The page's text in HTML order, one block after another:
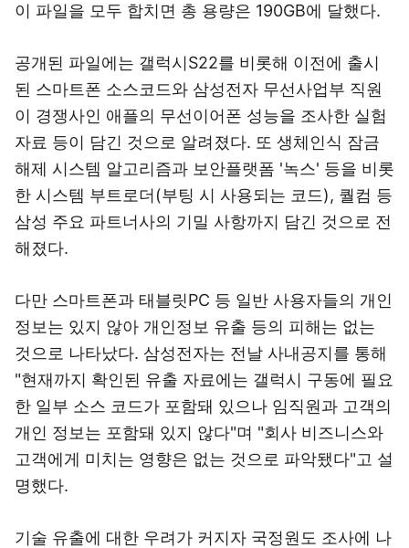
이 파일을 모두 합치면 총 용량은 190GB에 달했다.
공개된 파일에는 갤럭시S22를 비롯해 이전에 출시
된 스마트폰 소스코드와 삼성전자 무선사업부 직원
이 경쟁사인 애플의 무선이어폰 성능을 조사한 실험
자료 등이 담긴 것으로 알려졌다. 또 생체인식 잠금
해제 시스템 알고리즘과 보안플랫폼 '녹스' 등을 비롯
한 시스템 부트로더(부팅 시 사용되는 코드), 퀄컴 등
삼성 주요 파트너사의 기밀 사항까지 담긴 것으로 전
해졌다.
다만 스마트폰과 태블릿PC 등 일반 사용자들의 개인
정보는 있지 않아 개인정보 유출 등의 피해는 없는
것으로 나타났다. 삼성전자는 전날 사내공지를 통해
"현재까지 확인된 유출 자료에는 갤럭시 구동에 필요
한 일부 소스 코드가 포함돼 있으나 임직원과 고객의
개인 정보는 포함돼 있지 않다"며 "회사 비즈니스와
고객에게 미치는 영향은 없는 것으로 파악됐다"고 설
명했다.
기술 유출에 대한 우려가 커지자 국정원도 조사에 나